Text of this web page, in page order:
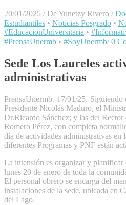
20/01/2025 / De Yunetzy Rivero /
Estudiantiles • Noticias Posgrado •
#EducacionUniversitaria •
#PrensaUnermb • #SoyUnermb/ 0
Sede Los Laureles
administrativas
PrensaUnermb.-17/01/25.-Siguiendo
Presidente Nicolás Maduro, el
Dr.Ricardo Sánchez; y las del
Romero Pérez, con completa
día de actividades administrativas en
diferentes Programas y PNF están
La intensión es organizar y
lunes 20 de enero de toda la
El personal obrero se encarga del
instalaciones de la sede, ubicada en
del Lago.